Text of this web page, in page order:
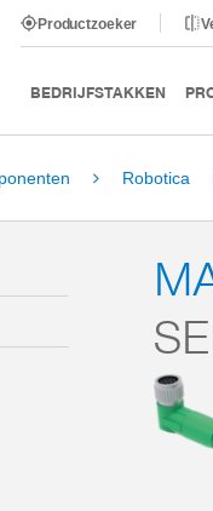
Productzoeker
BEDRIJFSTAKKEN
Robotica